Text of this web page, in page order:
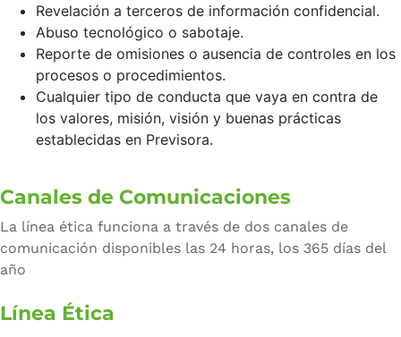
Revelación a terceros de información confidencial.
Abuso tecnológico o sabotaje.
Reporte de omisiones o ausencia de controles en los
procesos o procedimientos.
Cualquier tipo de conducta que vaya en contra de
los valores, misión, visión y buenas prácticas
establecidas en Previsora.
Canales de Comunicaciones
La línea ética funciona a través de dos canales de
comunicación disponibles las 24 horas, los 365 días del
año
Línea Ética